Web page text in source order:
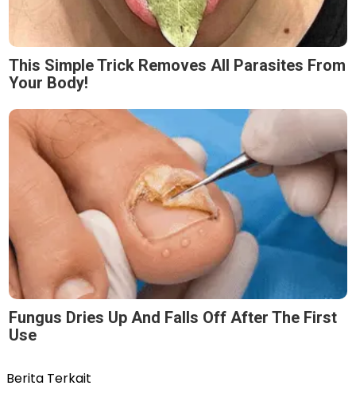
This Simple Trick Removes All Parasites From
Your Body!
Fungus Dries Up And Falls Off After The First
Use
Berita Terkait